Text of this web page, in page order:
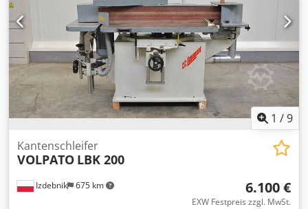
1 /9
Izdebnik 675 km
Kantenschleifer
VOLPATO LBK 200
6.100 €
EXW Festpreis zzgl. MwSt.